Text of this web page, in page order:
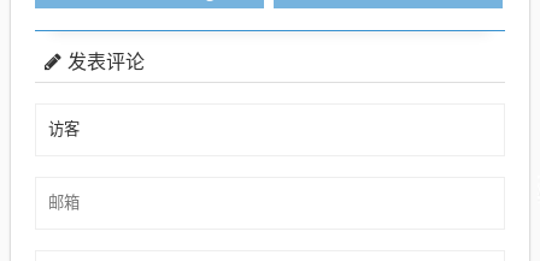
发表评论